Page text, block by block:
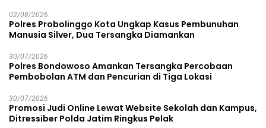
02/08/2026
Polres Probolinggo Kota Ungkap Kasus Pembunuhan
Manusia Silver, Dua Tersangka Diamankan
30/07/2026
Polres Bondowoso Amankan Tersangka Percobaan
Pembobolan ATM dan Pencurian di Tiga Lokasi
30/07/2026
Promosi Judi Online Lewat Website Sekolah dan Kampus,
Ditressiber Polda Jatim Ringkus Pelak